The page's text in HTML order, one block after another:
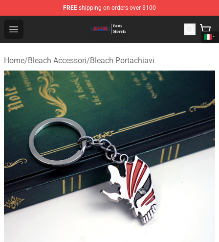
FREE shipping on orders over $100
Open menu
Bleach Store - Official Bleach Merchandise Shop
Home/Bleach Accessori/Bleach Portachiavi